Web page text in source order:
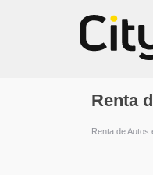
Renta
Renta de Autos